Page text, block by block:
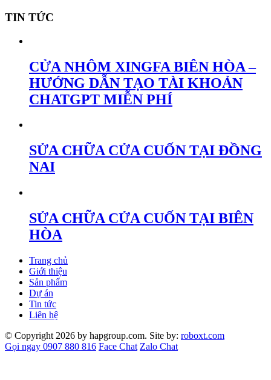
TIN TỨC
CỬA NHÔM XINGFA BIÊN HÒA –
HƯỚNG DẪN TẠO TÀI KHOẢN
CHATGPT MIỄN PHÍ
SỬA CHỮA CỬA CUỐN TẠI ĐỒNG
NAI
SỬA CHỮA CỬA CUỐN TẠI BIÊN
HÒA
Trang chủ
Giới thiệu
Sản phẩm
Dự án
Tin tức
Liên hệ
© Copyright 2026 by hapgroup.com. Site by: roboxt.com
Gọi ngay 0907 880 816 Face Chat Zalo Chat